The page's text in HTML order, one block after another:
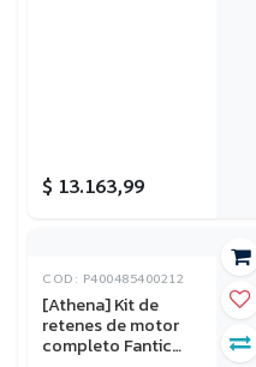
$ 13.163,99
COD: P400485400212
[Athena] Kit de
retenes de motor
completo Fantic